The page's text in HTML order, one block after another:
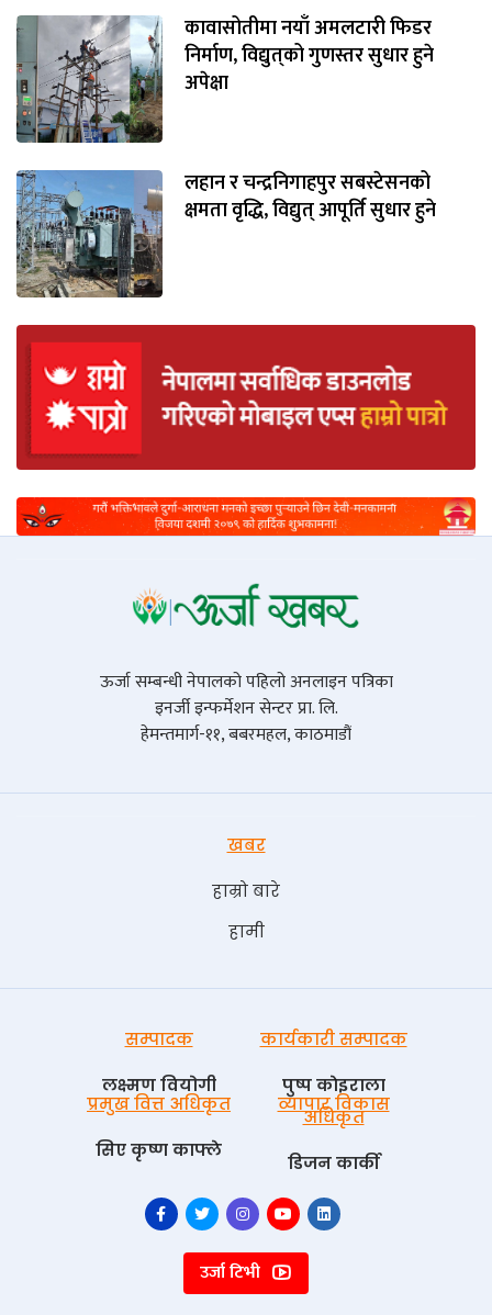
प्रोफाइल
ऊर्जा
विशेष
कावासोतीमा नयाँ अमलटारी फिडर
निर्माण, विद्युत्‌को गुणस्तर सुधार हुने
अपेक्षा
लहान र चन्द्रनिगाहपुर सबस्टेसनको
क्षमता वृद्धि, विद्युत् आपूर्ति सुधार हुने
ऊर्जा सम्बन्धी नेपालको पहिलो अनलाइन पत्रिका
इनर्जी इन्फर्मेशन सेन्टर प्रा. लि.
हेमन्तमार्ग-११, बबरमहल, काठमाडौं
खबर
हाम्रो बारे
हामी
सम्पादक
लक्ष्मण वियोगी
कार्यकारी सम्पादक
पुष्प काेइराला
प्रमुख वित्त अधिकृत
सिए कृष्ण काफ्ले
व्यापार विकास
अधिकृत
डिजन कार्की
उर्जा टिभी